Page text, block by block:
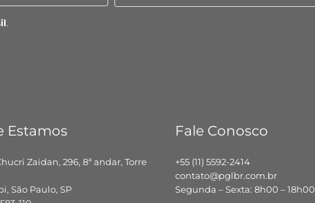
mail
.
Estamos
Zaidan, 296, 8ª andar, Torre
São Paulo, SP
Fale Conosco
+55 (11) 5592-2414
contato@pglbr.com.br
Segunda – Sexta: 8h00 – 18h00